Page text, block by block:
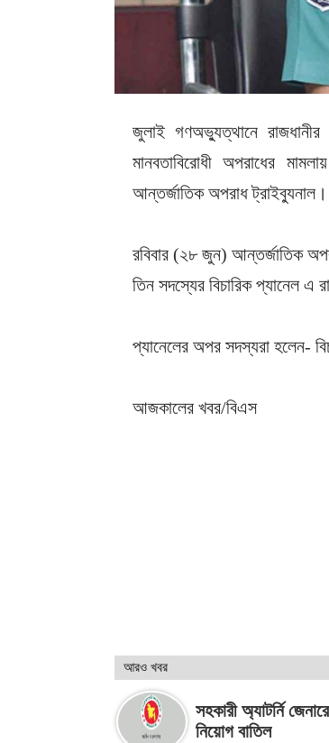
জুলাই গণঅভ্যুত্থানে
মানবতাবিরোধী অপরাধের
আন্তর্জাতিক অপরাধ
রবিবার (২৮ জুন) আন্তর্জাতিক
তিন সদস্যের বিচারিক প্যানেল এ
প্যানেলের অপর সদস্যরা হলেন-
আজকালের খবর/বিএস
আরও খবর
সহকারী অ্যাটর্নি
নিয়োগ বাতিল